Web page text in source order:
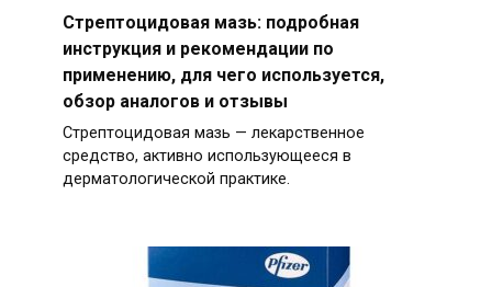
Стрептоцидовая мазь: подробная
инструкция и рекомендации по
применению, для чего используется,
обзор аналогов и отзывы
Стрептоцидовая мазь — лекарственное
средство, активно использующееся в
дерматологической практике.